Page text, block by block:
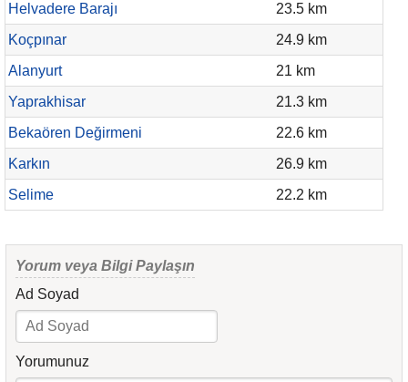
Helvadere Barajı
23.5 km
Koçpınar
24.9 km
Alanyurt
21 km
Yaprakhisar
21.3 km
Bekaören Değirmeni
22.6 km
Karkın
26.9 km
Selime
22.2 km
Yorum veya Bilgi Paylaşın
Ad Soyad
Yorumunuz